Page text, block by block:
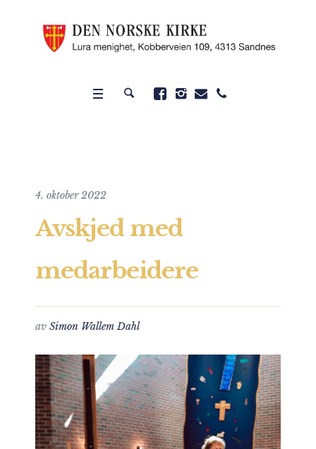
4. oktober 2022
Avskjed med
medarbeidere
av Simon Wallem Dahl